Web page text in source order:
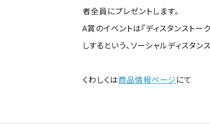
者全員にプレゼントします。
A賞のイベントは『ディスタンスト
しするという、ソーシャルディスタ
くわしくは商品情報ページにて